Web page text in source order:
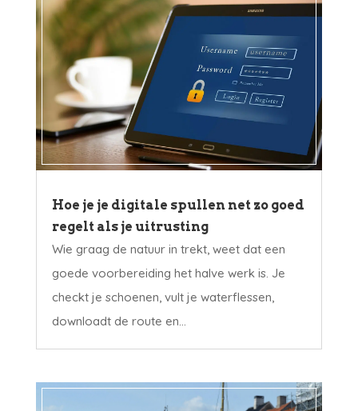
Hoe je je digitale spullen net zo goed
regelt als je uitrusting
Wie graag de natuur in trekt, weet dat een
goede voorbereiding het halve werk is. Je
checkt je schoenen, vult je waterflessen,
downloadt de route en...